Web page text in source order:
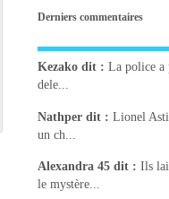
Derniers commentaires
Kezako dit : La police a
dele...
Nathper dit : Lionel
un ch...
Alexandra 45 dit : Ils
le mystère...